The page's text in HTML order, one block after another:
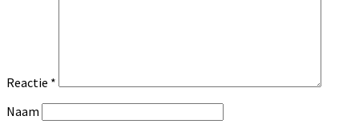
Reactie *
Naam